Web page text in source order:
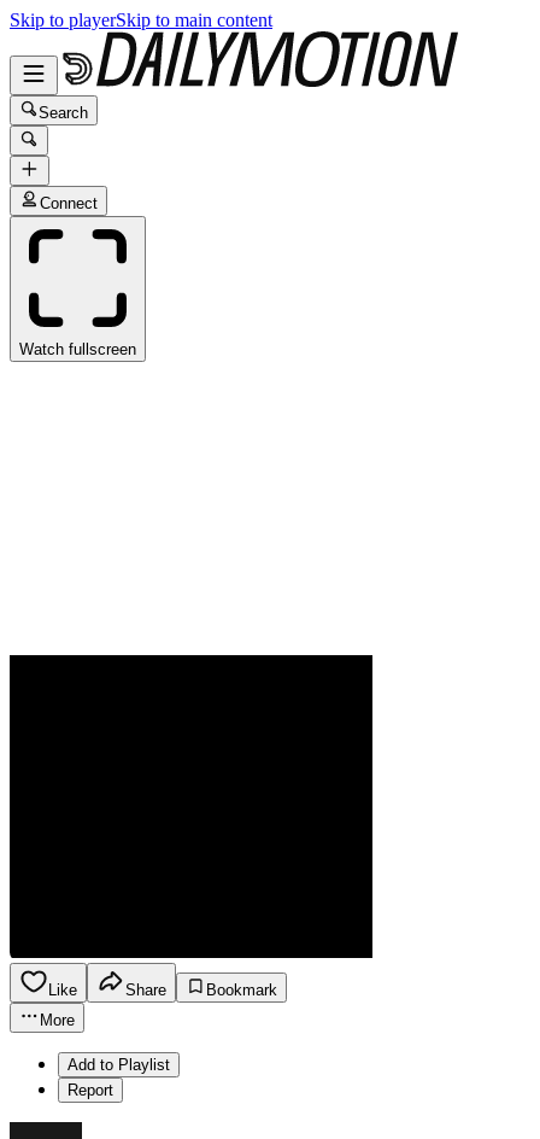
Skip to playerSkip to main content
Search
Connect
Watch fullscreen
Like Share
Bookmark
More
Add to Playlist
Report